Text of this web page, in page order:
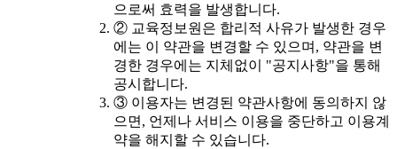
으로써 효력을 발생합니다.
② 교육정보원은 합리적 사유가 발생한 경우
에는 이 약관을 변경할 수 있으며, 약관을 변
경한 경우에는 지체없이 "공지사항"을 통해
공시합니다.
③ 이용자는 변경된 약관사항에 동의하지 않
으면, 언제나 서비스 이용을 중단하고 이용계
약을 해지할 수 있습니다.